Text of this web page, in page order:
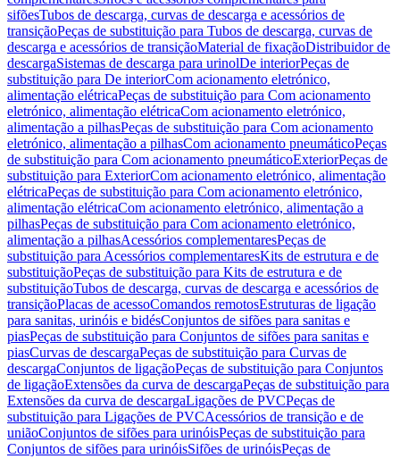
sifõesTubos de descarga, curvas de descarga e acessórios de
transiçãoPeças de substituição para Tubos de descarga, curvas de
descarga e acessórios de transiçãoMaterial de fixaçãoDistribuidor de
descargaSistemas de descarga para urinolDe interiorPeças de
substituição para De interiorCom acionamento eletrónico,
alimentação elétricaPeças de substituição para Com acionamento
eletrónico, alimentação elétricaCom acionamento eletrónico,
alimentação a pilhasPeças de substituição para Com acionamento
eletrónico, alimentação a pilhasCom acionamento pneumáticoPeças
de substituição para Com acionamento pneumáticoExteriorPeças de
substituição para ExteriorCom acionamento eletrónico, alimentação
elétricaPeças de substituição para Com acionamento eletrónico,
alimentação elétricaCom acionamento eletrónico, alimentação a
pilhasPeças de substituição para Com acionamento eletrónico,
alimentação a pilhasAcessórios complementaresPeças de
substituição para Acessórios complementaresKits de estrutura e de
substituiçãoPeças de substituição para Kits de estrutura e de
substituiçãoTubos de descarga, curvas de descarga e acessórios de
transiçãoPlacas de acessoComandos remotosEstruturas de ligação
para sanitas, urinóis e bidésConjuntos de sifões para sanitas e
piasPeças de substituição para Conjuntos de sifões para sanitas e
piasCurvas de descargaPeças de substituição para Curvas de
descargaConjuntos de ligaçãoPeças de substituição para Conjuntos
de ligaçãoExtensões da curva de descargaPeças de substituição para
Extensões da curva de descargaLigações de PVCPeças de
substituição para Ligações de PVCAcessórios de transição e de
uniãoConjuntos de sifões para urinóisPeças de substituição para
Conjuntos de sifões para urinóisSifões de urinóisPeças de